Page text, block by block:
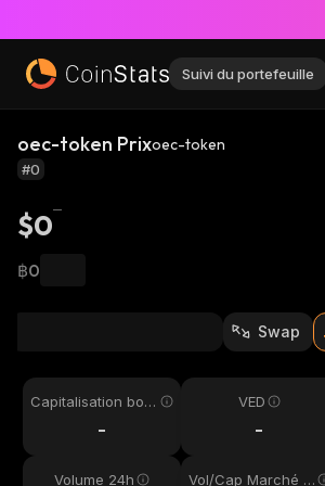
Suivi du portefeuille
oec-token Prixoec-token
#0
$0
฿0
Swap
Capitalisation bou
-
VED
-
Volume 24h Vol/Cap Marché 2